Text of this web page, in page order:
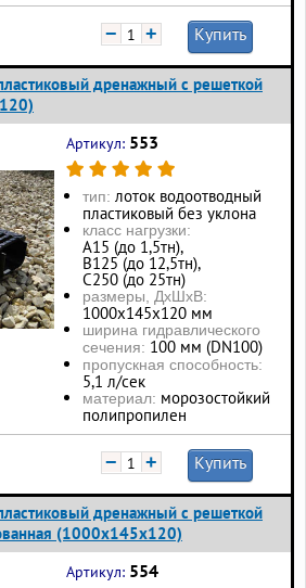
− + Купить
дренажный с решеткой
Артикул: 553
тип: лоток водоотводный
пластиковый без уклона
класс нагрузки:
А15 (до 1,5тн),
В125 (до 12,5тн),
С250 (до 25тн)
размеры, ДхШхВ:
1000х145х120 мм
ширина гидравлического
сечения: 100 мм (DN100)
пропускная способность:
5,1 л/сек
материал: морозостойкий
полипропилен
− + Купить
дренажный с решеткой
(1000x145x120)
Артикул: 554